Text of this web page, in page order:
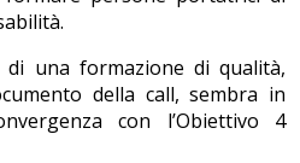
di una formazione di qualità,
della call, sembra in
con l’Obiettivo 4